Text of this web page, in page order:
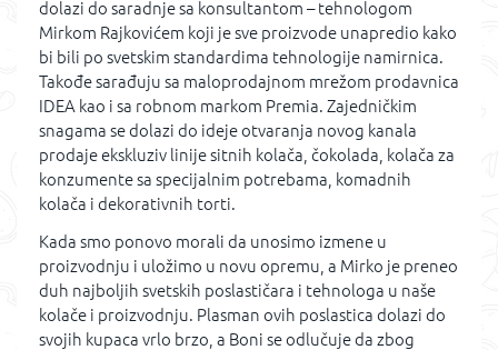
dolazi do saradnje sa konsultantom – tehnologom
Mirkom Rajkovićem koji je sve proizvode unapredio kako
bi bili po svetskim standardima tehnologije namirnica.
Takođe sarađuju sa maloprodajnom mrežom prodavnica
IDEA kao i sa robnom markom Premia. Zajedničkim
snagama se dolazi do ideje otvaranja novog kanala
prodaje ekskluziv linije sitnih kolača, čokolada, kolača za
konzumente sa specijalnim potrebama, komadnih
kolača i dekorativnih torti.
Kada smo ponovo morali da unosimo izmene u
proizvodnju i uložimo u novu opremu, a Mirko je preneo
duh najboljih svetskih poslastičara i tehnologa u naše
kolače i proizvodnju. Plasman ovih poslastica dolazi do
svojih kupaca vrlo brzo, a Boni se odlučuje da zbog